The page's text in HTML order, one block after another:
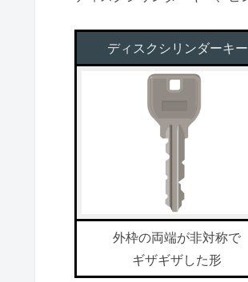
ディスクシリンダーキー
外枠の両端が非対称で
ギザギザした形